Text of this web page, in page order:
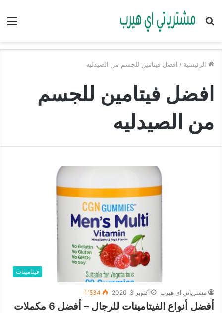
بحث
الرئيسية / افضل فيتامين للجسم من الصيدليه
افضل فيتامين للجسم
من الصيدليه
فيتامينات
مشترياتي اي هيرب أكتوبر 3, 2020 1٬534
أفضل أنواع الفيتامينات للرجال – أفضل 6 مكملات